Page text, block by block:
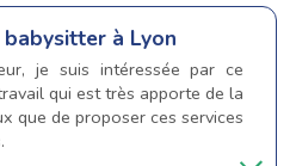
babysitter à Lyon
je suis intéressée par ce
qui est très apporte de la
que de proposer ces services